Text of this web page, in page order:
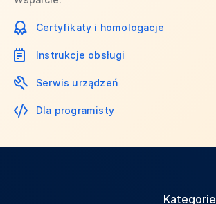
Certyfikaty i homologacje
Instrukcje obsługi
Serwis urządzeń
Dla programisty
Kategorie